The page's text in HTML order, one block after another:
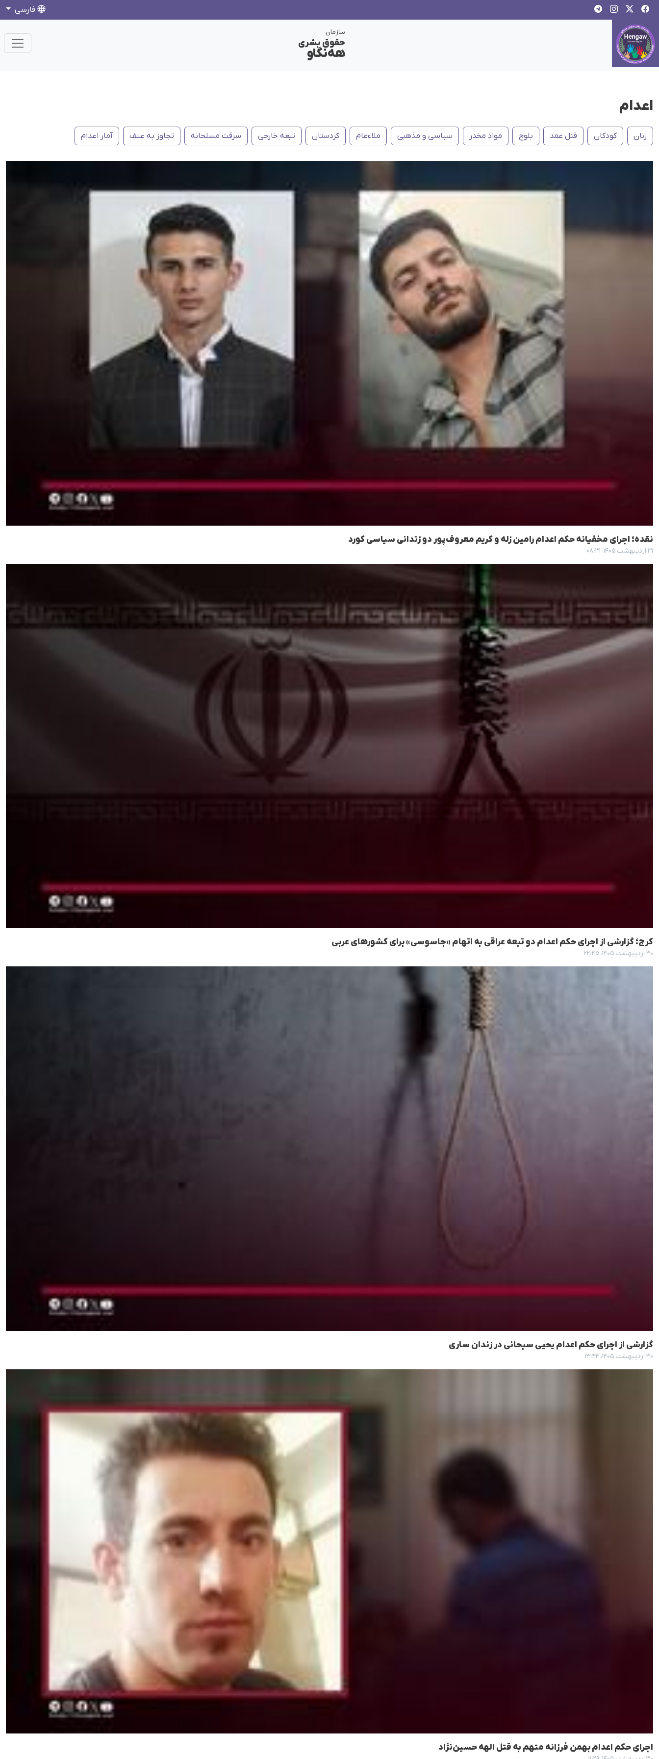
فارسی
سازمان
حقوق بشری
هەنگاو
اعدام
زنان کودکان قتل عمد بلوچ مواد مخدر سیاسی و مذهبی ملاءعام کردستان تبعه خارجی سرقت مسلحانه تجاوز به عنف آمار اعدام
نقده؛ اجرای مخفیانه حکم اعدام رامین زله و کریم معروف‌پور دو زندانی سیاسی کورد
۳۱ اردیبهشت ۱۴۰۵، ۰۸:۳۱
کرج؛ گزارشی از اجرای حکم اعدام دو تبعه عراقی به اتهام «جاسوسی» برای کشورهای عربی
۳۰ اردیبهشت ۱۴۰۵، ۲۲:۴۵
گزارشی از اجرای حکم اعدام یحیی سبحانی در زندان ساری
۳۰ اردیبهشت ۱۴۰۵، ۱۳:۴۴
اجرای حکم اعدام بهمن فرزانه متهم به قتل الهه حسین‌نژاد